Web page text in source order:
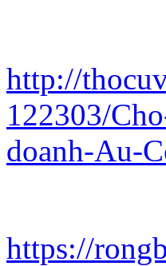
http://
122303/
doanh-Au-
https://